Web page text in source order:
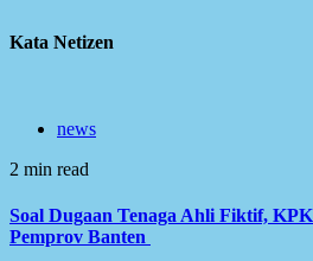
Kata Netizen
news
2 min read
Soal Dugaan Tenaga Ahli Fiktif,
Pemprov Banten